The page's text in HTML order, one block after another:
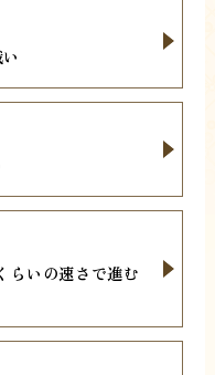
らいの速さで進む